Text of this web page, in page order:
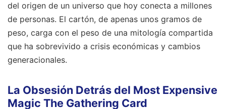
del origen de un universo que hoy conecta a millones
de personas. El cartón, de apenas unos gramos de
peso, carga con el peso de una mitología compartida
que ha sobrevivido a crisis económicas y cambios
generacionales.
La Obsesión Detrás del Most Expensive
Magic The Gathering Card